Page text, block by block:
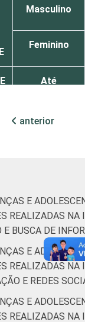
Masculino
Feminino
Até
mais
De 9 a 10
anos
De 11 a 12
anos
De 13 a 14
anterior
E
REALIZADAS NA
E BUSCA DE
E
REALIZADAS NA
E REDES
E
REALIZADAS NA